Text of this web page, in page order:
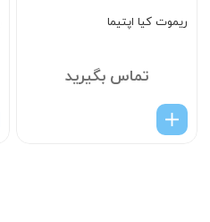
ریموت کیا اپتیما
تماس بگیرید